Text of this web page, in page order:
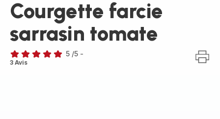
Courgette farcie
sarrasin tomate
Avis
5 /5 -
3 Avis